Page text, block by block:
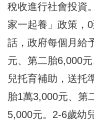
稅收進行社會投資
家一起養」政策，
話，政府每個月給
元、第二胎6,000
兒托育補助，送托
胎1萬3,000元、第
5,000元。2-6歲幼